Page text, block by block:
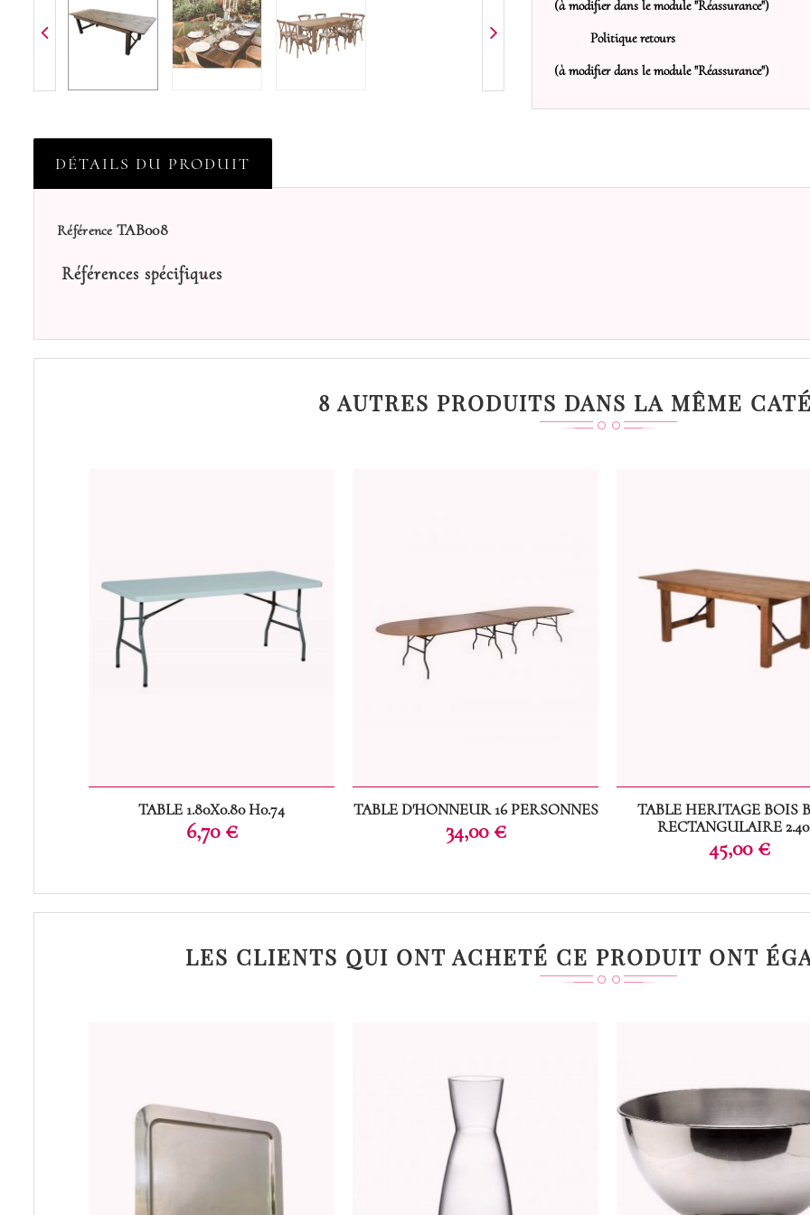
(à modifier dans le module "Réassurance")
Politique retours
(à modifier dans le module "Réassurance")
DÉTAILS DU PRODUIT
Référence TAB008
Références spécifiques
8 AUTRES PRODUITS DANS LA MÊME
TABLE 1.80X0.80 H0.74
Prix
6,70 €
TABLE D'HONNEUR 16 PERSONNES
Prix
34,00 €
TABLE HERITAGE BOIS
RECTANGULAIRE
Prix
45,00 €
LES CLIENTS QUI ONT ACHETÉ CE PRODUIT ONT